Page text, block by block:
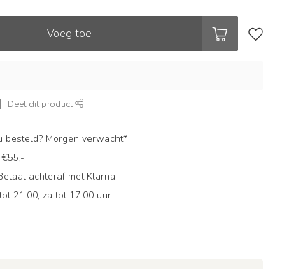
Voeg toe
Deel dit product
besteld? Morgen verwacht*
achteraf met Klarna
21.00, za tot 17.00 uur